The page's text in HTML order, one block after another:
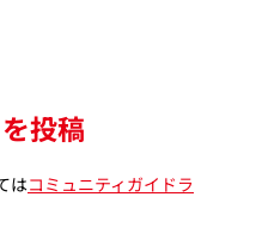
投稿
はコミュニティガイドラ